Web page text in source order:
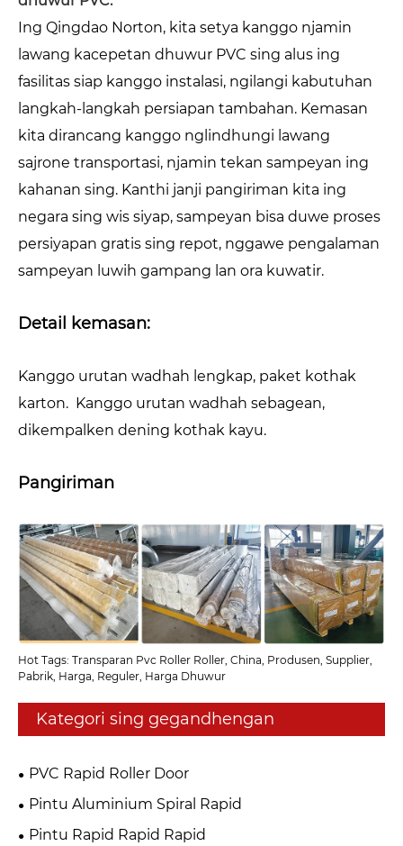
Ing Qingdao Norton, kita setya kanggo njamin
lawang kacepetan dhuwur PVC sing alus ing
fasilitas siap kanggo instalasi, ngilangi kabutuhan
langkah-langkah persiapan tambahan. Kemasan
kita dirancang kanggo nglindhungi lawang
sajrone transportasi, njamin tekan sampeyan ing
kahanan sing. Kanthi janji pangiriman kita ing
negara sing wis siyap, sampeyan bisa duwe proses
persiyapan gratis sing repot, nggawe pengalaman
sampeyan luwih gampang lan ora kuwatir.
Detail kemasan:
Kanggo urutan wadhah lengkap, paket kothak
karton. Kanggo urutan wadhah sebagean,
dikempalken dening kothak kayu.
Pangiriman
Hot Tags: Transparan Pvc Roller Roller, China, Produsen, Supplier,
Pabrik, Harga, Reguler, Harga Dhuwur
Kategori sing gegandhengan
PVC Rapid Roller Door
Pintu Aluminium Spiral Rapid
Pintu Rapid Rapid Rapid